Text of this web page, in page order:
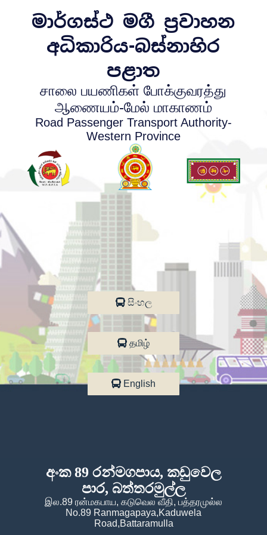
මාර්ගස්ථ මගී ප්‍රවාහන
අධිකාරිය-බස්නාහිර
පළාත
சாலை பயணிகள் போக்குவரத்து
ஆணையம்-மேல் மாகாணம்
Road Passenger Transport Authority-
Western Province
සිංහල
தமிழ்
English
අංක 89 රන්මගපාය, කඩුවෙල
පාර, බත්තරමුල්ල
இல.89 ரன்மகபாய, கடுவெல வீதி, பத்தரமுல்ல
No.89 Ranmagapaya,Kaduwela
Road,Battaramulla